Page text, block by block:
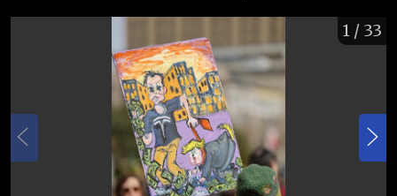
1 / 33